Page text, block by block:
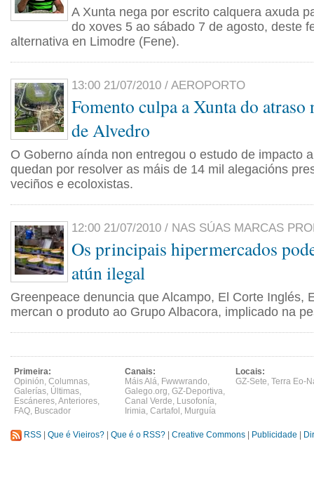
A Xunta nega por escrito calquera axuda
do xoves 5 ao sábado 7 de agosto, deste
alternativa en Limodre (Fene).
13:00 21/07/2010 / AEROPORTO
Fomento culpa a Xunta do atraso
de Alvedro
O Goberno aínda non entregou o estudo de impacto
quedan por resolver as máis de 14 mil alegacións
veciños e ecoloxistas.
12:00 21/07/2010 / NAS SÚAS MARCAS
Os principais hipermercados
atún ilegal
Greenpeace denuncia que Alcampo, El Corte Inglés,
mercan o produto ao Grupo Albacora, implicado na
Primeira:
Opinión, Columnas,
Galerías, Últimas,
Escáneres,Anteriores,
FAQ, Buscador
Canais:
Máis Alá, Fwwwrando,
Galego.org, GZ-Deportiva,
Canal Verde, Lusofonía,
Irimia, Cartafol , Murguía
Locais:
GZ-Sete, Terra Eo-
RSS Que é Vieiros? Que é o RSS? Creative Commons Publicidade